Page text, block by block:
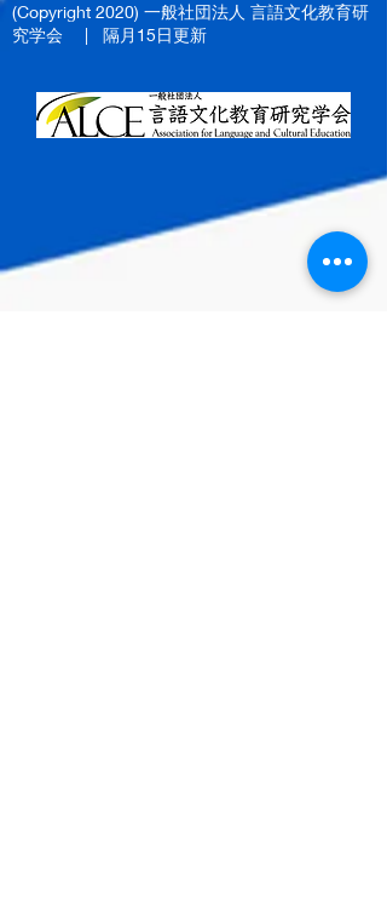
(Copyright 2020) 一般社団法人 言語文化教育研
究学会 | 隔月15日更新